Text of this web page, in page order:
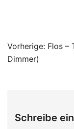
Vorherige: Flos –
Dimmer)
Schreibe